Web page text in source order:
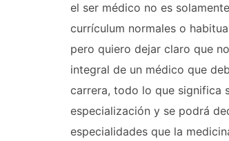
el ser médico no es
currículum normales o
pero quiero dejar claro que
integral de un médico que
carrera, todo lo que significa
especialización y se podrá
especialidades que la